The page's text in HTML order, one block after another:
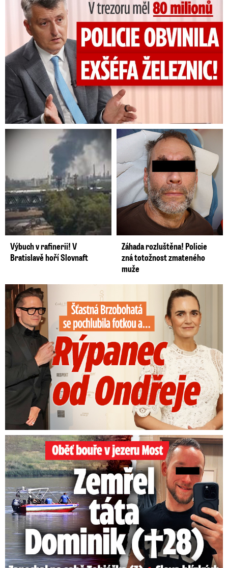
Výbuch v rafinerii! V
Bratislavě hoří Slovnaft
Záhada rozluštěna! Policie
zná totožnost zmateného
muže
Šťastná Brzobohatá se pochlubila fotkou: Rýpanec od Ondřeje
Oběť bouře v jezeru Most: Zemřel táta Dominik (†28)